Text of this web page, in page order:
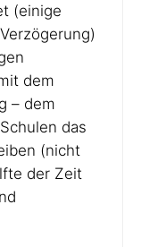
(einige
dem
– dem
das
(nicht
der Zeit